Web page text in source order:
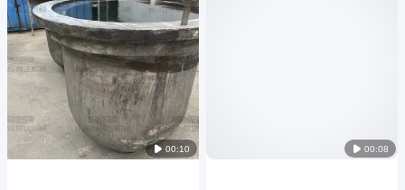
淬火炉料架 料盘310S箱式炉
1.4848热处理料框 耐高温
1200°C
 00:10  00:08